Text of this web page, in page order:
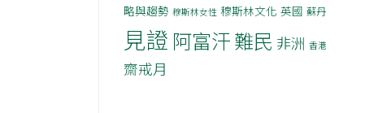
略與趨勢 穆斯林女性 穆斯林文化 英國 蘇丹
見證 阿富汗難民 非洲 香港
齋戒月